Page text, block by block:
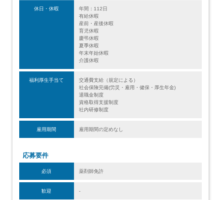
休日・休暇
年間：112日
有給休暇
産前・産後休暇
育児休暇
慶弔休暇
夏季休暇
年末年始休暇
介護休暇
福利厚生手当て
交通費支給（規定による）
社会保険完備(労災・雇用・健保・厚生年金)
退職金制度
資格取得支援制度
社内研修制度
雇用期間 雇用期間の定めなし
応募要件
必須 薬剤師免許
歓迎 -